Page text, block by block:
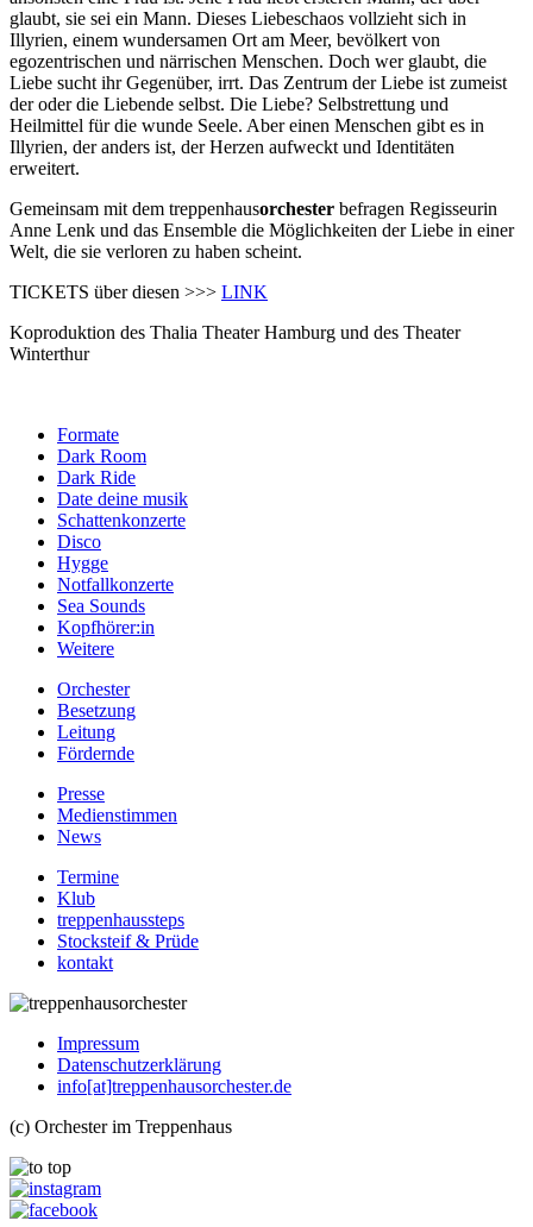
glaubt, sie sei ein Mann. Dieses Liebeschaos vollzieht sich in
Illyrien, einem wundersamen Ort am Meer, bevölkert von
egozentrischen und närrischen Menschen. Doch wer glaubt, die
Liebe sucht ihr Gegenüber, irrt. Das Zentrum der Liebe ist zumeist
der oder die Liebende selbst. Die Liebe? Selbstrettung und
Heilmittel für die wunde Seele. Aber einen Menschen gibt es in
Illyrien, der anders ist, der Herzen aufweckt und Identitäten
erweitert.
Gemeinsam mit dem treppenhausorchester befragen Regisseurin
Anne Lenk und das Ensemble die Möglichkeiten der Liebe in einer
Welt, die sie verloren zu haben scheint.
TICKETS über diesen >>> LINK
Koproduktion des Thalia Theater Hamburg und des Theater
Winterthur
Formate
Dark Room
Dark Ride
Date deine musik
Schattenkonzerte
Disco
Hygge
Notfallkonzerte
Sea Sounds
Kopfhörer:in
Weitere
Orchester
Besetzung
Leitung
Fördernde
Presse
Medienstimmen
News
Termine
Klub
treppenhaussteps
Stocksteif & Prüde
kontakt
Impressum
Datenschutzerklärung
info[at]treppenhausorchester.de
(c) Orchester im Treppenhaus